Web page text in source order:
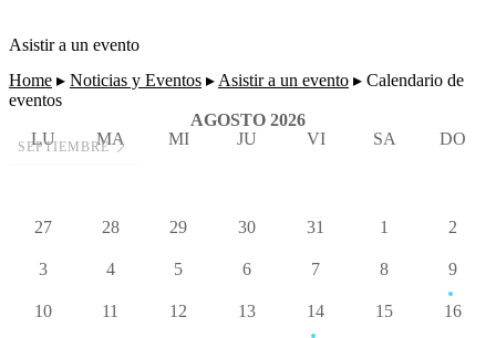
Asistir a un evento
Home ▸ Noticias y Eventos ▸ Asistir a un evento ▸ Calendario de
eventos
AGOSTO 2026
SEPTIEMBRE
LU MA MI JU VI SA DO
27 28 29 30 31 1 2
3 4 5 6 7 8 9
10 11 12 13 14 15 16